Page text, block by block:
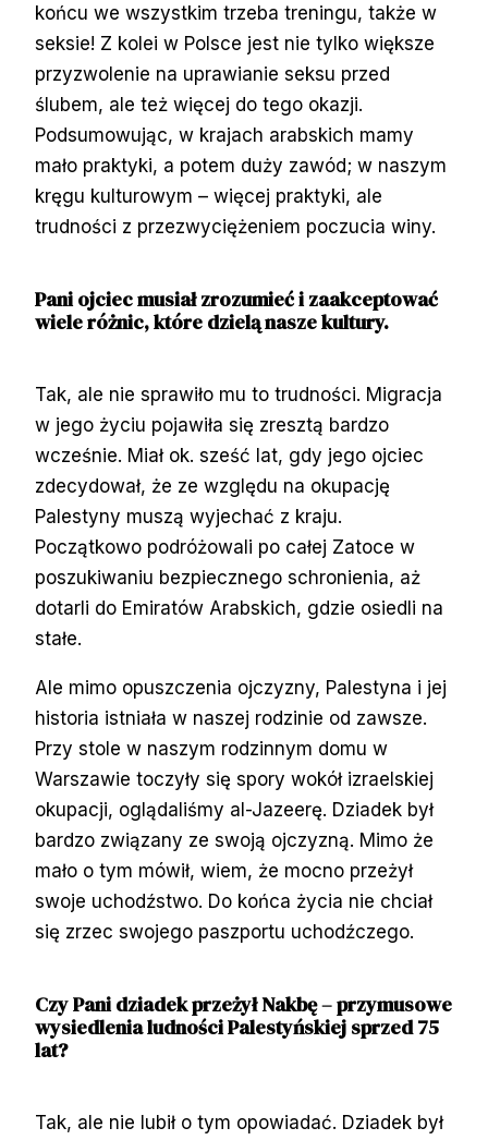
końcu we wszystkim trzeba treningu, także w
seksie! Z kolei w Polsce jest nie tylko większe
przyzwolenie na uprawianie seksu przed
ślubem, ale też więcej do tego okazji.
Podsumowując, w krajach arabskich mamy
mało praktyki, a potem duży zawód; w naszym
kręgu kulturowym – więcej praktyki, ale
trudności z przezwyciężeniem poczucia winy.
Pani ojciec musiał zrozumieć i zaakceptować
wiele różnic, które dzielą nasze kultury.
Tak, ale nie sprawiło mu to trudności. Migracja
w jego życiu pojawiła się zresztą bardzo
wcześnie. Miał ok. sześć lat, gdy jego ojciec
zdecydował, że ze względu na okupację
Palestyny muszą wyjechać z kraju.
Początkowo podróżowali po całej Zatoce w
poszukiwaniu bezpiecznego schronienia, aż
dotarli do Emiratów Arabskich, gdzie osiedli na
stałe.
Ale mimo opuszczenia ojczyzny, Palestyna i jej
historia istniała w naszej rodzinie od zawsze.
Przy stole w naszym rodzinnym domu w
Warszawie toczyły się spory wokół izraelskiej
okupacji, oglądaliśmy al-Jazeerę. Dziadek był
bardzo związany ze swoją ojczyzną. Mimo że
mało o tym mówił, wiem, że mocno przeżył
swoje uchodźstwo. Do końca życia nie chciał
się zrzec swojego paszportu uchodźczego.
Czy Pani dziadek przeżył Nakbę – przymusowe
wysiedlenia ludności Palestyńskiej sprzed 75
lat?
Tak, ale nie lubił o tym opowiadać. Dziadek był